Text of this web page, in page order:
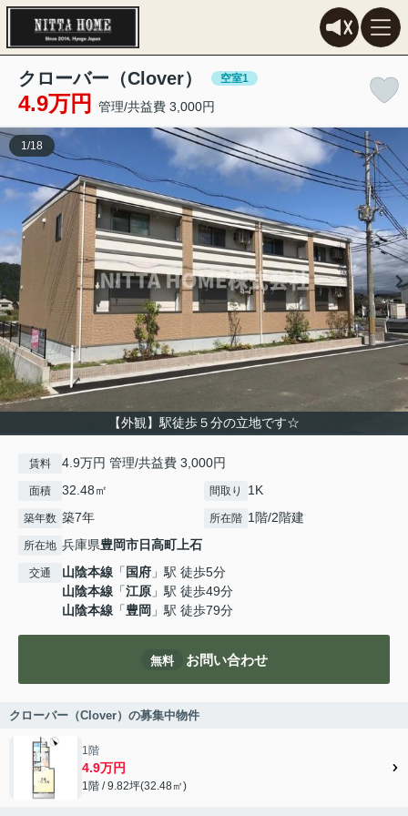
クローバー（Clover） 空室1
4.9万円 管理/共益費 3,000円
【外観】駅徒歩５分の立地です☆
1/18
賃料 4.9万円 管理/共益費 3,000円
面積 32.48㎡ 間取り 1K
築年数 築7年 所在階 1階/2階建
所在地 兵庫県豊岡市日高町上石
交通 山陰本線 「 国府 」駅 徒歩5分
山陰本線 「江原 」駅 徒歩49分
山陰本線 「豊岡 」駅 徒歩79分
無料 お問い合わせ
クローバー（Clover）の募集中物件
1階
4.9万円
1階 / 9.82坪(32.48㎡)